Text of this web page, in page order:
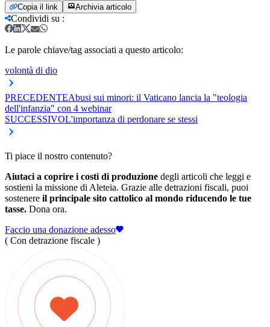
Copia il link Archivia articolo
Condividi su :
Le parole chiave/tag associati a questo articolo:
volontà di dio
PRECEDENTEAbusi sui minori: il Vaticano lancia la "teologia
dell'infanzia" con 4 webinar
SUCCESSIVOL'importanza di perdonare se stessi
Ti piace il nostro contenuto?
Aiutaci a coprire i costi di produzione degli articoli che leggi e
sostieni la missione di Aleteia. Grazie alle detrazioni fiscali, puoi
sostenere il principale sito cattolico al mondo riducendo le tue
tasse. Dona ora.
Faccio una donazione adesso
( Con detrazione fiscale )